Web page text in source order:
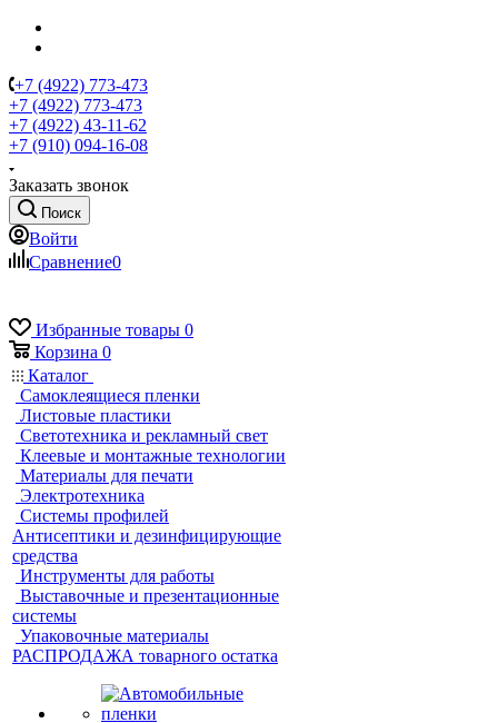
+7 (4922) 773-473
+7 (4922) 773-473
+7 (4922) 43-11-62
+7 (910) 094-16-08
Заказать звонок
Поиск
Войти
Сравнение0
Избранные товары 0
Корзина 0
Каталог
Самоклеящиеся пленки
Листовые пластики
Светотехника и рекламный свет
Клеевые и монтажные технологии
Материалы для печати
Электротехника
Системы профилей
Антисептики и дезинфицирующие
средства
Инструменты для работы
Выставочные и презентационные
системы
Упаковочные материалы
РАСПРОДАЖА товарного остатка